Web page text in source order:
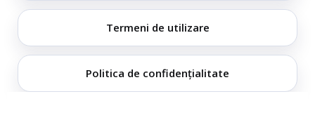
Termeni de utilizare
Politica de confidențialitate